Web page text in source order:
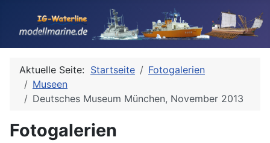
Aktuelle Seite: Startseite
Fotogalerien
Museen
Deutsches Museum München, November 2013
Fotogalerien